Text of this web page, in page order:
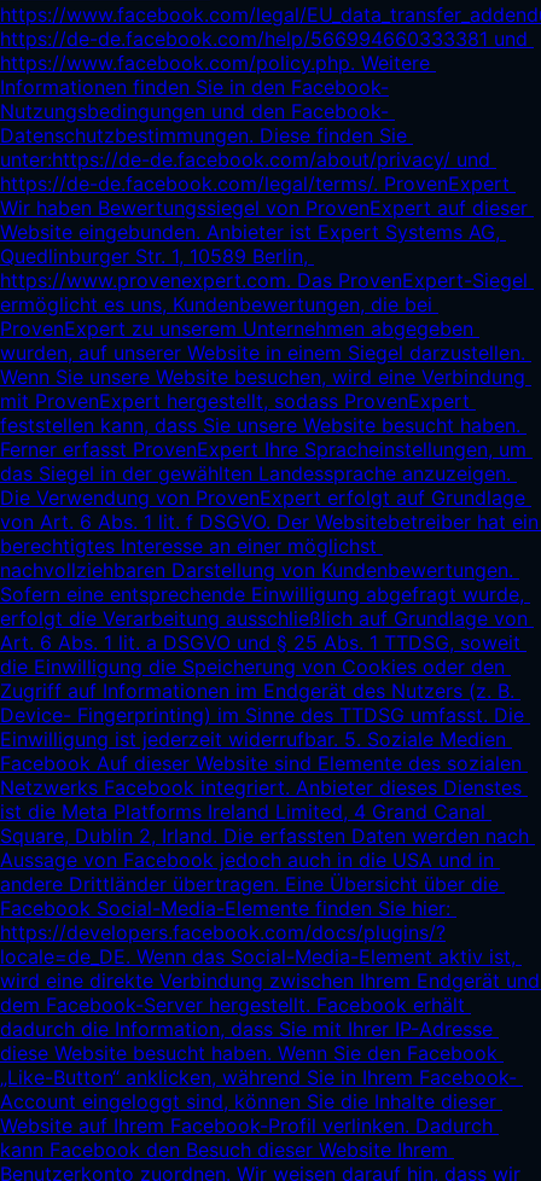
https://www.facebook.com/legal/
https://de-de.facebook.com/help/566994660333381
https://www.facebook.com/policy.php. Weitere
Informationen finden Sie in den Facebook-
Nutzungsbedingungen und den Facebook-
Datenschutzbestimmungen. Diese finden Sie
unter:https://de-de.facebook.com/about/privacy/
https://de-de.facebook.com/legal/terms/. ProvenExpert
Wir haben Bewertungssiegel von ProvenExpert auf dieser
Website eingebunden. Anbieter ist Expert Systems AG,
https://www.provenexpert.com. Das ProvenExpert-Siegel
ermöglicht es uns, Kundenbewertungen, die bei
ProvenExpert zu unserem Unternehmen abgegeben
wurden, auf unserer Website in einem Siegel darzustellen.
Wenn Sie unsere Website besuchen, wird eine Verbindung
mit ProvenExpert hergestellt, sodass ProvenExpert
feststellen kann, dass Sie unsere Website besucht haben.
Ferner erfasst ProvenExpert Ihre Spracheinstellungen, um
das Siegel in der gewählten Landessprache anzuzeigen.
Die Verwendung von ProvenExpert erfolgt auf Grundlage
von Art. 6 Abs. 1 lit. f DSGVO. Der Websitebetreiber hat ein
berechtigtes Interesse an einer möglichst
nachvollziehbaren Darstellung von Kundenbewertungen.
Sofern eine entsprechende Einwilligung abgefragt wurde,
erfolgt die Verarbeitung ausschließlich auf Grundlage von
Art. 6 Abs. 1 lit. a DSGVO und § 25 Abs. 1 TTDSG, soweit
die Einwilligung die Speicherung von Cookies oder den
Zugriff auf Informationen im Endgerät des Nutzers (z. B.
Device- Fingerprinting) im Sinne des TTDSG umfasst. Die
Einwilligung ist jederzeit widerrufbar. 5. Soziale Medien
Facebook Auf dieser Website sind Elemente des sozialen
Netzwerks Facebook integriert. Anbieter dieses Dienstes
ist die Meta Platforms Ireland Limited, 4 Grand Canal
Square, Dublin 2, Irland. Die erfassten Daten werden nach
Aussage von Facebook jedoch auch in die USA und in
andere Drittländer übertragen. Eine Übersicht über die
https://developers.facebook.com/docs/plugins/?
locale=de_DE. Wenn das Social-Media-Element aktiv ist,
wird eine direkte Verbindung zwischen Ihrem Endgerät und
dem Facebook-Server hergestellt. Facebook erhält
dadurch die Information, dass Sie mit Ihrer IP-Adresse
diese Website besucht haben. Wenn Sie den Facebook
„Like-Button“ anklicken, während Sie in Ihrem Facebook-
Account eingeloggt sind, können Sie die Inhalte dieser
Website auf Ihrem Facebook-Profil verlinken. Dadurch
kann Facebook den Besuch dieser Website Ihrem
Benutzerkonto zuordnen. Wir weisen darauf hin, dass wir